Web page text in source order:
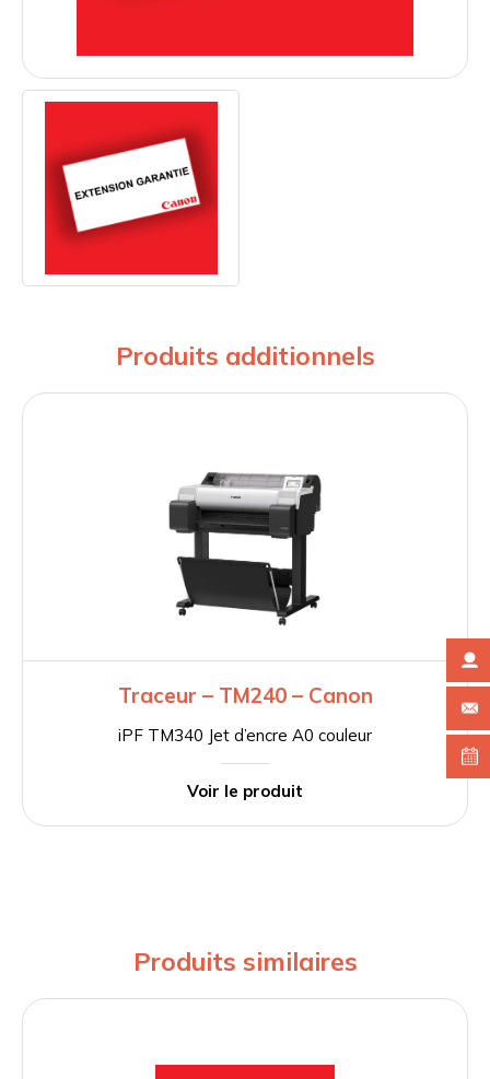
Produits additionnels
Traceur – TM240 – Canon
iPF TM340 Jet d’encre A0 couleur
Voir le produit
Produits similaires